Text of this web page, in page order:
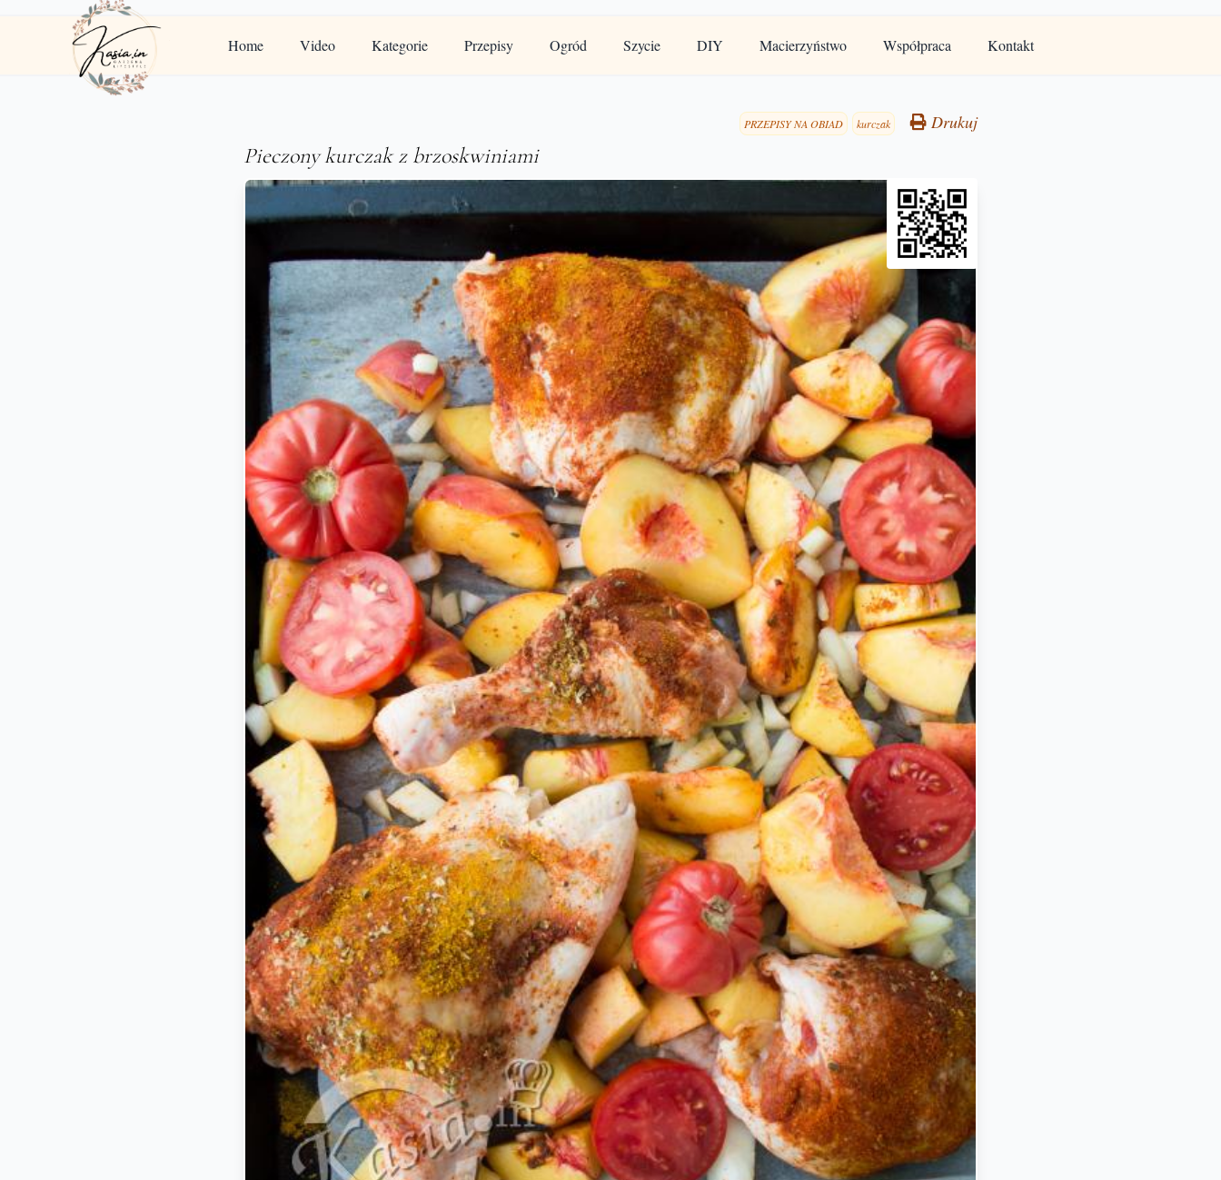
Home Video Kategorie Przepisy Ogród Szycie DIY Macierzyństwo Współpraca Kontakt
PRZEPISY NA OBIAD kurczak Drukuj
Pieczony kurczak z brzoskwiniami